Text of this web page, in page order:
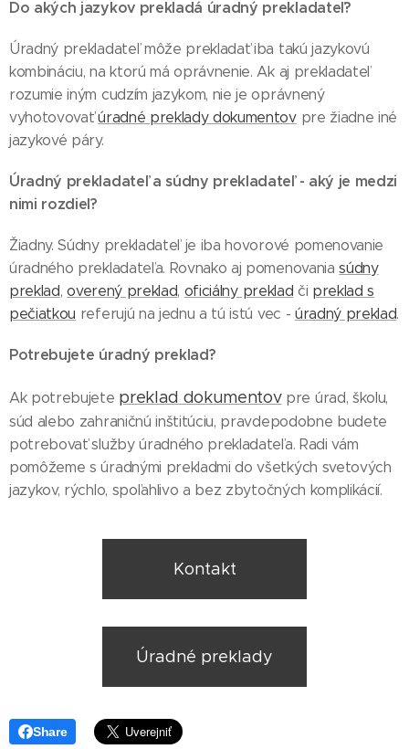
Do akých jazykov prekladá úradný prekladateľ?
Úradný prekladateľ môže prekladať iba takú jazykovú
kombináciu, na ktorú má oprávnenie. Ak aj prekladateľ
rozumie iným cudzím jazykom, nie je oprávnený
vyhotovovaťúradné preklady dokumentovpre žiadne iné
jazykové páry.
Úradný prekladateľ a súdny prekladateľ - aký je medzi
nimi rozdiel?
Žiadny. Súdny prekladateľ je iba hovorové pomenovanie
úradného prekladateľa. Rovnako aj pomenovaniasúdny
preklad,overený preklad, oficiálny preklad či preklad s
pečiatkou referujú na jednu a tú istú vec - úradný preklad.
Potrebujete úradný preklad?
Ak potrebujete preklad dokumentovpre úrad, školu,
súd alebo zahraničnú inštitúciu, pravdepodobne budete
potrebovať služby úradného prekladateľa. Radi vám
pomôžeme s úradnými prekladmi do všetkých svetových
jazykov, rýchlo, spoľahlivo a bez zbytočných komplikácií.
Kontakt
Úradné preklady
Share